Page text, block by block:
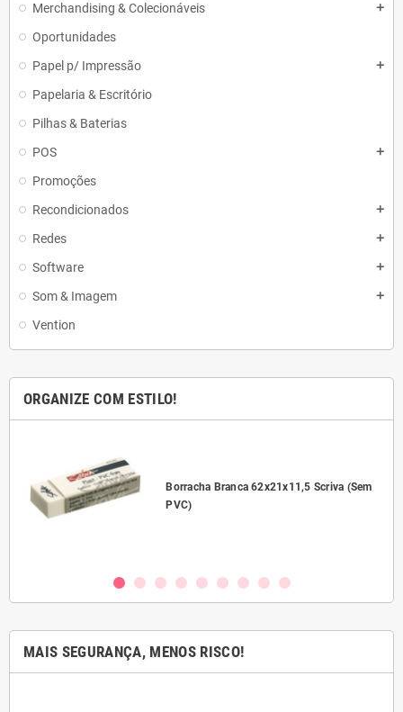
Merchandising & Colecionáveis
add
Oportunidades
Papel p/ Impressão
add
Papelaria & Escritório
Pilhas & Baterias
POS
add
Promoções
Recondicionados
add
Redes add
Software add
Som & Imagem add
Vention
ORGANIZE COM ESTILO!
Borracha Branca 62x21x11,5 Scriva (Sem
PVC)
MAIS SEGURANÇA, MENOS RISCO!